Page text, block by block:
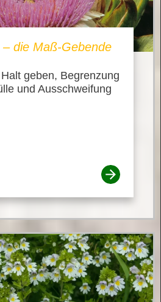
die Maß-Gebende
geben, Begrenzung
und Ausschweifung